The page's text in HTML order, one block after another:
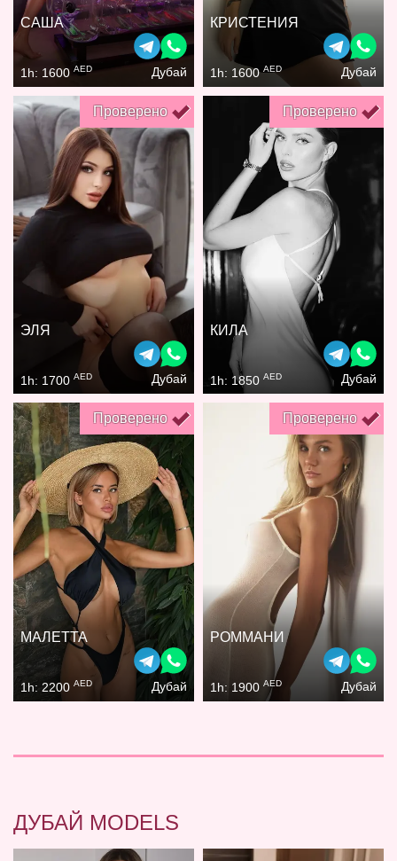
САША
1h: 1600 AED Дубай
КРИСТЕНИЯ
1h: 1600AED Дубай
Проверено
ЭЛЯ
1h: 1700 AED Дубай
Проверено
КИЛА
1h: 1850 AED Дубай
Проверено
МАЛЕТТА
1h: 2200 AED Дубай
Проверено
РОММАНИ
1h: 1900 AED Дубай
ДУБАЙ MODELS